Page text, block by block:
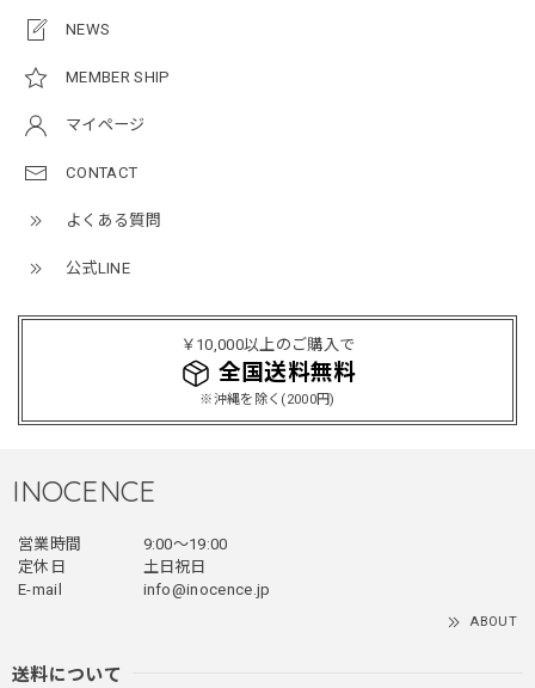
NEWS
MEMBER SHIP
マイページ
CONTACT
よくある質問
公式LINE
￥10,000以上のご購入で
全国送料無料
※沖縄を除く(2000円)
てあまり他のお店で売ってないようなデザインだと思うので
買って良かったです！！ただ写真の通り袖の方が明らかに長
いです！当方160cm女性、Lサイズで袖はかなり余る感じで
す！
ブラック/L
2025/12/24
クにチャックが気になりますが可愛いのでOKです！！笑
INOCENCE
営業時間
9:00〜19:00
定休日
土日祝日
E-mail
info@inocence.jp
ABOUT
送料について